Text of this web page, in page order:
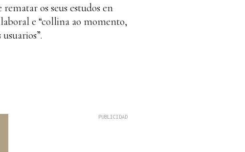
os seus estudos en
e “collina ao momento,